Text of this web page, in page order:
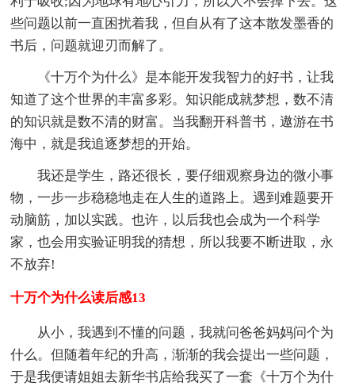
些问题以前一直困扰着我，但自从有了这本散发墨香的
书后，问题就迎刃而解了。
《十万个为什么》是本能开发我智力的好书，让我
知道了这个世界的丰富多彩。知识能成就梦想，数不清
的知识就是数不清的财富。当我翻开科普书，遨游在书
海中，就是我追逐梦想的开始。
我还是学生，路还很长，要仔细观察身边的微小事
物，一步一步稳稳地走在人生的道路上。遇到难题要开
动脑筋，加以实践。也许，以后我也会成为一个科学
家，也会用实验证明我的猜想，所以我要不断进取，永
不放弃!
十万个为什么读后感13
从小，我遇到不懂的问题，我就问爸爸妈妈问个为
什么。但随着年纪的升高，渐渐的我会提出一些问题，
于是我便请姐姐去新华书店给我买了一套《十万个为什